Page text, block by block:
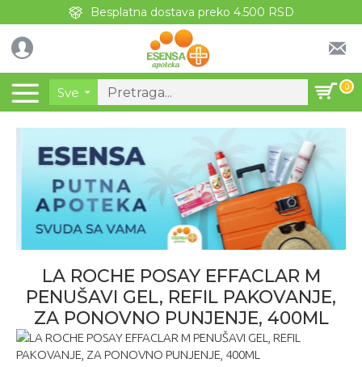
Besplatna dostava preko 4.500 RSD
Sve 0
LA ROCHE POSAY EFFACLAR M
PENUŠAVI GEL, REFIL PAKOVANJE,
ZA PONOVNO PUNJENJE, 400ML